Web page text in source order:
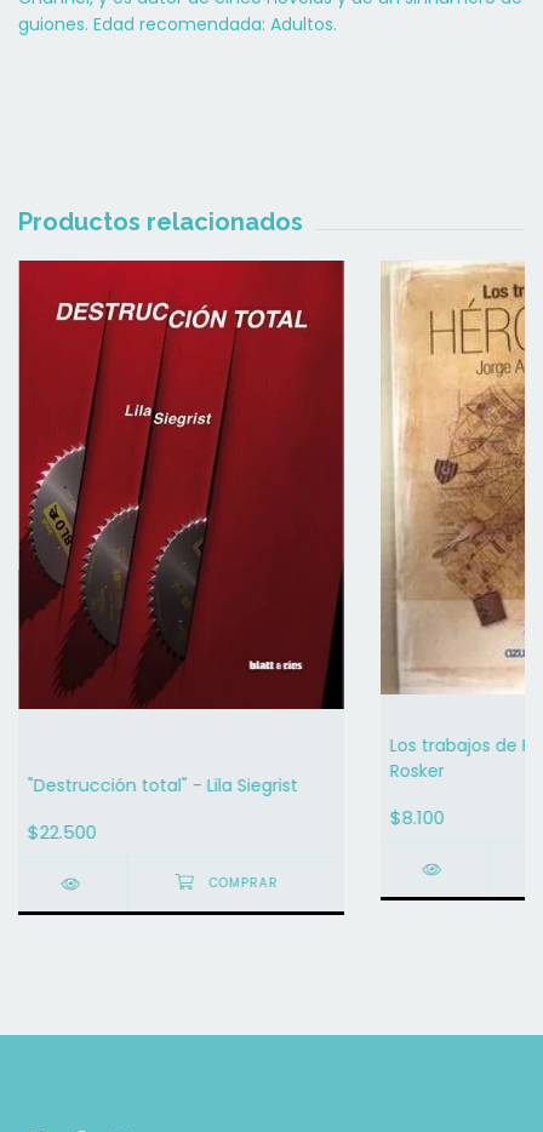
guiones. Edad recomendada: Adultos.
Productos relacionados
"Destrucción total" - Lila Siegrist
$22.500
Los trabajos de
Rosker
$8.100